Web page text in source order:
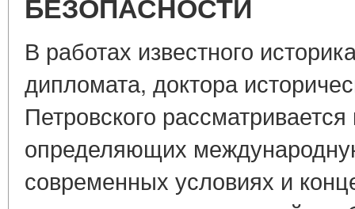
В работах известного
дипломата, доктора
Петровского
определяющих
современных условиях и